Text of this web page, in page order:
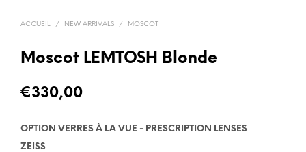
ACCUEIL / NEW ARRIVALS / MOSCOT
Moscot LEMTOSH Blonde
€330,00
OPTION VERRES À LA VUE - PRESCRIPTION LENSES
ZEISS